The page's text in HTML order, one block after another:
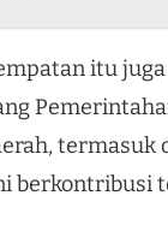
itu
termasuk
berkontribusi